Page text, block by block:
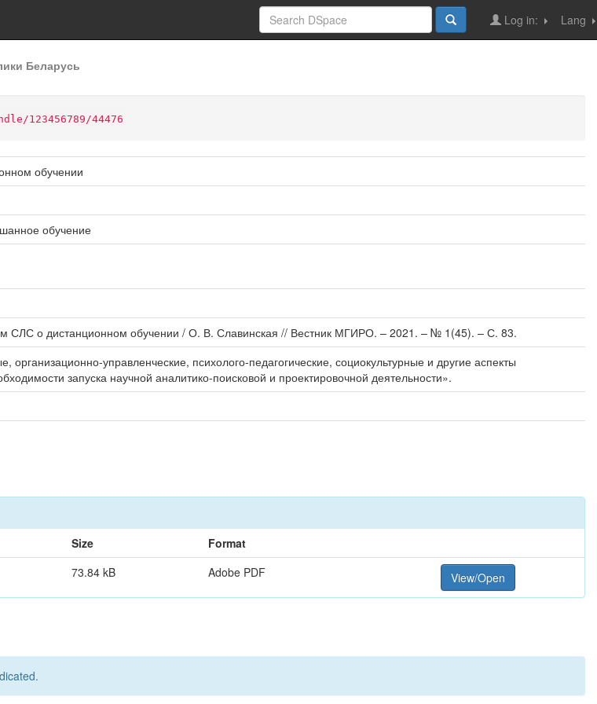
Lang
Log in:
Беларусь
123456789/44476
обучении
обучение
СЛС о дистанционном обучении / О. В. Славинская // Вестник МГИРО. – 2021. – № 1(45). – С. 83.
управленческие, психолого-педагогические, социокультурные и другие аспекты
запуска научной аналитико-поисковой и проектировочной деятельности».
Size
Format
73.84 kB Adobe PDF View/Open